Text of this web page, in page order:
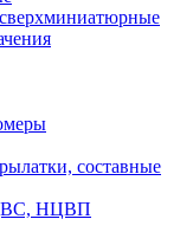
составные
НЦВП